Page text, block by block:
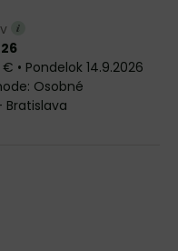
€ • Pondelok 14.9.2026
Osobné